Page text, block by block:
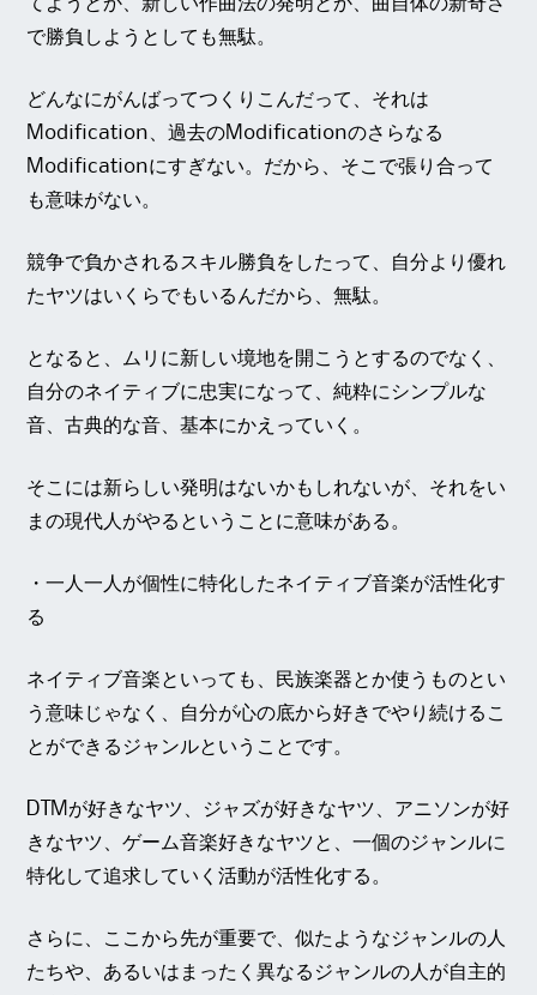
てようとか、新しい作曲法の発明とか、曲自体の新奇さ
で勝負しようとしても無駄。
どんなにがんばってつくりこんだって、それは
Modification、過去のModificationのさらなる
Modificationにすぎない。だから、そこで張り合って
も意味がない。
競争で負かされるスキル勝負をしたって、自分より優れ
たヤツはいくらでもいるんだから、無駄。
となると、ムリに新しい境地を開こうとするのでなく、
自分のネイティブに忠実になって、純粋にシンプルな
音、古典的な音、基本にかえっていく。
そこには新らしい発明はないかもしれないが、それをい
まの現代人がやるということに意味がある。
・一人一人が個性に特化したネイティブ音楽が活性化す
る
ネイティブ音楽といっても、民族楽器とか使うものとい
う意味じゃなく、自分が心の底から好きでやり続けるこ
とができるジャンルということです。
DTMが好きなヤツ、ジャズが好きなヤツ、アニソンが好
きなヤツ、ゲーム音楽好きなヤツと、一個のジャンルに
特化して追求していく活動が活性化する。
さらに、ここから先が重要で、似たようなジャンルの人
たちや、あるいはまったく異なるジャンルの人が自主的